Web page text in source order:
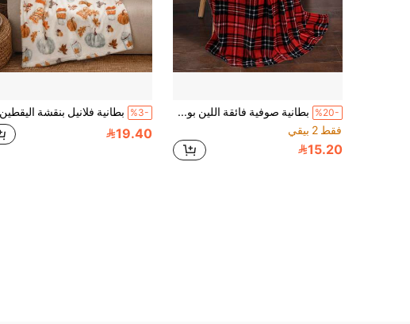
%20-
بطانية صوفية فائقة اللين بوزن 270 جرام/م2 - مقاومة للتجعد، متينة، دافئة، مناسبة لجميع الفصول - رائعة للسرير والأريكة والكنبة والتخييم في الهواء الطلق - ألوان متنوعة، 50 * 60 بوصة
فقط 2 بيقي
15.20
%3-
19.40